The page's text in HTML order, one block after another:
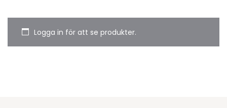
Logga in för att se produkter.